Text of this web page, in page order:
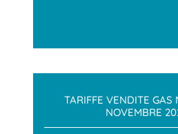
TARIFFE VENDITE GAS
NOVEMBRE